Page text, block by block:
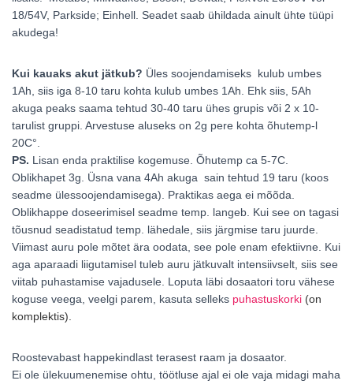
18/54V, Parkside; Einhell. Seadet saab ühildada ainult ühte tüüpi
akudega!
Kui kauaks akut jätkub? Üles soojendamiseks kulub umbes
1Ah, siis iga 8-10 taru kohta kulub umbes 1Ah. Ehk siis, 5Ah
akuga peaks saama tehtud 30-40 taru ühes grupis või 2 x 10-
tarulist gruppi. Arvestuse aluseks on 2g pere kohta õhutemp-l
20C°.
PS. Lisan enda praktilise kogemuse. Õhutemp ca 5-7C.
Oblikhapet 3g. Üsna vana 4Ah akuga sain tehtud 19 taru (koos
seadme ülessoojendamisega). Praktikas aega ei mõõda.
Oblikhappe doseerimisel seadme temp. langeb. Kui see on tagasi
tõusnud seadistatud temp. lähedale, siis järgmise taru juurde.
Viimast auru pole mõtet ära oodata, see pole enam efektiivne. Kui
aga aparaadi liigutamisel tuleb auru jätkuvalt intensiivselt, siis see
viitab puhastamise vajadusele. Loputa läbi dosaatori toru vähese
koguse veega, veelgi parem, kasuta selleks puhastuskorki (on
komplektis).
Roostevabast happekindlast terasest raam ja dosaator.
Ei ole ülekuumenemise ohtu, töötluse ajal ei ole vaja midagi maha